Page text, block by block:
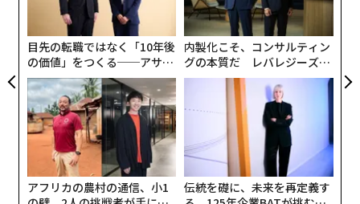
目先の転職ではなく「10年後
の価値」をつくる──アサイ
ンの長期伴走型支援とは
内製化こそ、コンサルティン
グの本質だ レバレジーズが
実践する、次世代ファームの
アフリカの農村の通信、小1
伝統を礎に、未来を再定義す